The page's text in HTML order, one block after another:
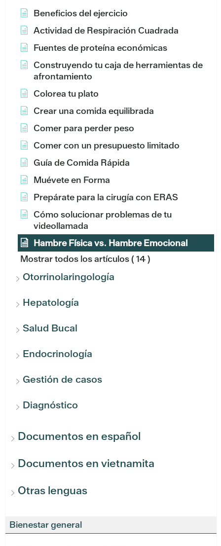
Beneficios del ejercicio
Actividad de Respiración Cuadrada
Fuentes de proteína económicas
Construyendo tu caja de herramientas de
afrontamiento
Colorea tu plato
Crear una comida equilibrada
Comer para perder peso
Comer con un presupuesto limitado
Guía de Comida Rápida
Muévete en Forma
Prepárate para la cirugía con ERAS
Cómo solucionar problemas de tu
videollamada
Hambre Física vs. Hambre Emocional
Mostrar todos los artículos( 14 )
Otorrinolaringología
Hepatología
Salud Bucal
Endocrinología
Gestión de casos
Diagnóstico
Documentos en español
Documentos en vietnamita
Otras lenguas
Bienestar general